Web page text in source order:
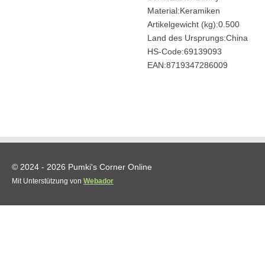
Material:Keramiken
Artikelgewicht (kg):0.500
Land des Ursprungs:China
HS-Code:69139093
EAN:8719347286009
© 2024 - 2026 Pumki's Corner Online
Mit Unterstützung von Webador